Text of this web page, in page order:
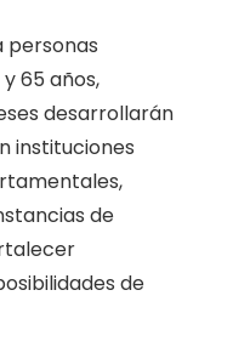
personas
65 años,
desarrollarán
instituciones
de
de